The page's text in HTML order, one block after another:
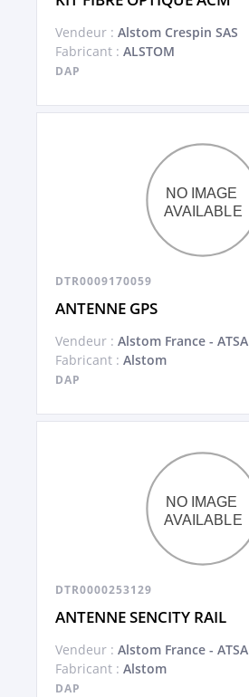
Vendeur : Alstom Crespin SAS
Fabricant : ALSTOM
DAP
DTR0009170059
ANTENNE GPS
Vendeur : Alstom France - ATSA
Fabricant : Alstom
DAP
DTR0000253129
ANTENNE SENCITY RAIL
Vendeur : Alstom France - ATSA
Fabricant : Alstom
DAP